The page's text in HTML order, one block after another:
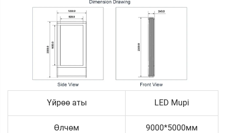
Үйрөө аты LED Mupi
Өлчөм 9000*5000мм